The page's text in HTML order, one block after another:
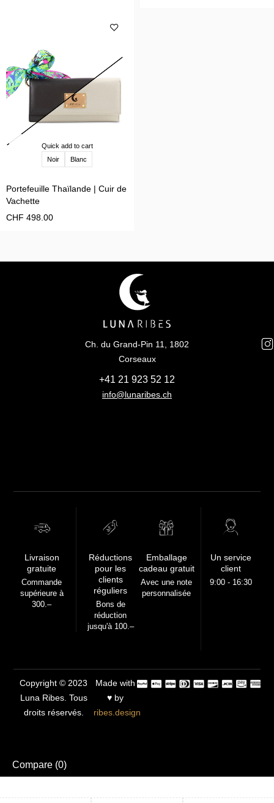
Quick add to cart
Noir
Blanc
Portefeuille Thaïlande | Cuir de
Vachette
CHF 498.00
Ch. du Grand-Pin 11, 1802
Corseaux
+41 21 923 52 12
info@lunaribes.ch
FREE
Livraison
gratuite
Commande
supérieure à
300.–
Réductions
pour les
clients
réguliers
Bons de
réduction
jusqu'à 100.–
Emballage
cadeau gratuit
Avec une note
personnalisée
Un service
client
9:00 - 16:30
Copyright © 2023
Luna Ribes. Tous
droits réservés.
Made with
♥ by
ribes.design
Compare (0)